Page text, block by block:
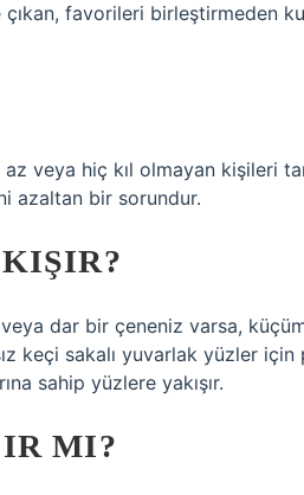
çıkan, favorileri birleştirmeden
veya hiç kıl olmayan kişileri
azaltan bir sorundur.
dar bir çeneniz varsa,
keçi sakalı yuvarlak yüzler
sahip yüzlere yakışır.
MI?